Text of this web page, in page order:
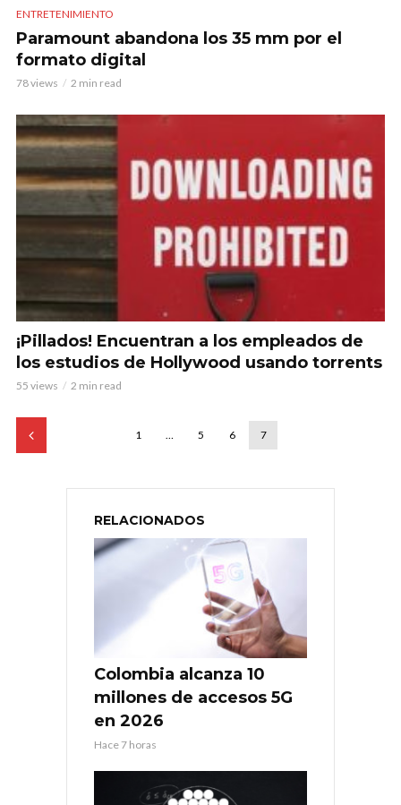
ENTRETENIMIENTO
Paramount abandona los 35 mm por el
formato digital
78 views 2 min read
¡Pillados! Encuentran a los empleados de
los estudios de Hollywood usando torrents
55 views 2 min read
1 … 5 6 7
RELACIONADOS
Colombia alcanza 10
millones de accesos 5G
en 2026
Hace 7 horas